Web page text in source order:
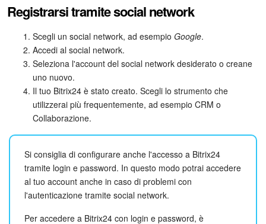
Registrarsi tramite social network
Scegli un social network, ad esempio Google.
Accedi al social network.
Seleziona l'account del social network desiderato o creane
uno nuovo.
Il tuo Bitrix24 è stato creato. Scegli lo strumento che
utilizzerai più frequentemente, ad esempio CRM o
Collaborazione.
Si consiglia di configurare anche l'accesso a Bitrix24
tramite login e password. In questo modo potrai accedere
al tuo account anche in caso di problemi con
l'autenticazione tramite social network.
Per accedere a Bitrix24 con login e password, è